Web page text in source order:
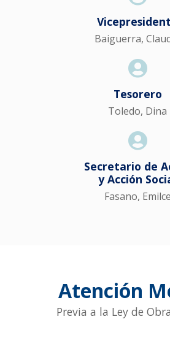
Baiguerra,
Tesorero
Toledo, Dina
Secretario de
y Acción
Fasano, Emilce
Atención
Previa a la Ley de